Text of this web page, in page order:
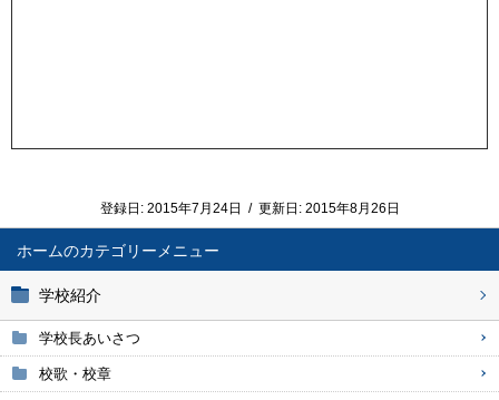
ホーム
学校紹介
学校長あいさつ
校歌・校章
登録日: 2015年7月24日 / 更新日: 2015年8月26日